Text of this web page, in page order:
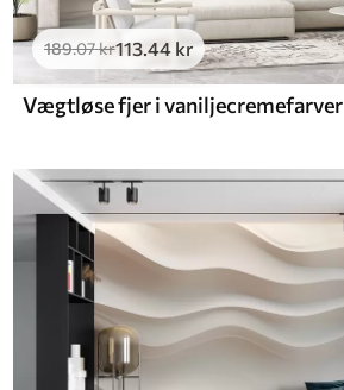
189.07kr113.44 kr
Vægtløse fjer i vaniljecremefarver